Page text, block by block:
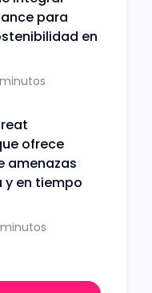
para
en
ofrece
amenazas
y en tiempo